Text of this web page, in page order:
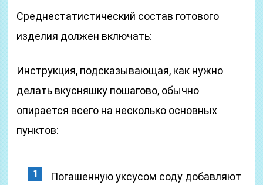
Среднестатистический состав готового
изделия должен включать:
Инструкция, подсказывающая, как нужно
делать вкусняшку пошагово, обычно
опирается всего на несколько основных
пунктов:
Погашенную уксусом соду добавляют